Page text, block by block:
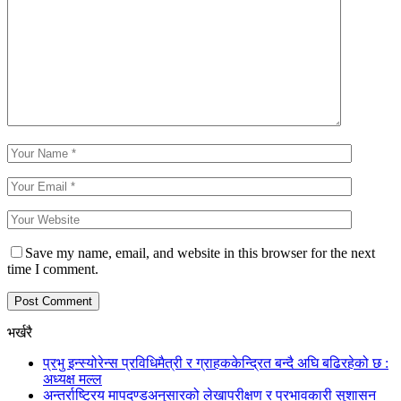
Save my name, email, and website in this browser for the next
time I comment.
भर्खरै
प्रभु इन्स्योरेन्स प्रविधिमैत्री र ग्राहककेन्द्रित बन्दै अघि बढिरहेको छ :
अध्यक्ष मल्ल
अन्तर्राष्ट्रिय मापदण्डअनुसारको लेखापरीक्षण र प्रभावकारी सुशासन